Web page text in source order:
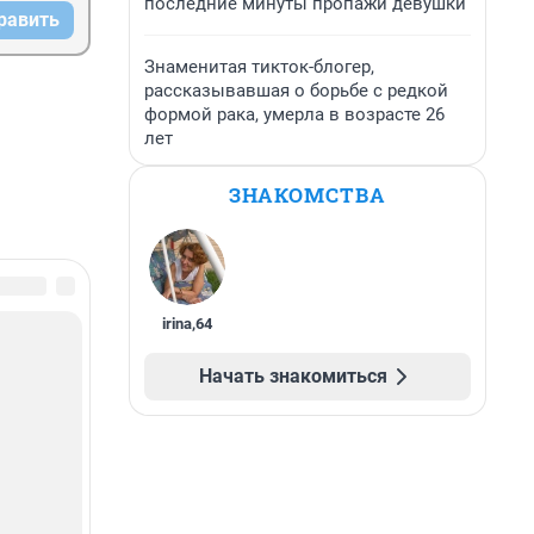
Знаменитая тикток-блогер,
рассказывавшая о борьбе с редкой
формой рака, умерла в возрасте 26
лет
ЗНАКОМСТВА
irina,64
Начать знакомиться